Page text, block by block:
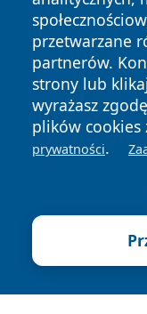
przetwarzane
partnerów.
strony lub
wyrażasz
plików cookies
prywatności.
Copyright © 2026
News Autorzy